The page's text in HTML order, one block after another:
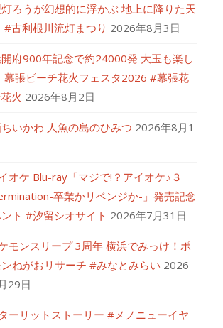
ろうが幻想的に浮かぶ 地上に降りた天
#古利根川流灯まつり 2026年8月3日
府900年記念で約24000発 大玉も楽し
幕張ビーチ花火フェスタ2026 #幕張花
火 2026年8月2日
いかわ 人魚の島のひみつ 2026年8月1
オケ Blu-ray「マジで!？アイオケ♪３
卒業かリベンジか-」発売記念
ト #汐留シオサイト 2026年7月31日
モンスリープ 3周年 横浜でみっけ！ポ
ねがおリサーチ #みなとみらい 2026
29日
ーリットストーリー #メノニューイヤ